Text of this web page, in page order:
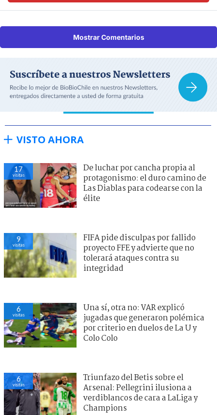
Mostrar Comentarios
VISTO AHORA
17
visitas
De luchar por cancha propia al
protagonismo: el duro camino de
Las Diablas para codearse con la
élite
9
visitas
FIFA pide disculpas por fallido
proyecto FFE y advierte que no
tolerará ataques contra su
integridad
6
visitas
Una sí, otra no: VAR explicó
jugadas que generaron polémica
por criterio en duelos de La U y
Colo Colo
6
visitas
Triunfazo del Betis sobre el
Arsenal: Pellegrini ilusiona a
verdiblancos de cara a LaLiga y
Champions